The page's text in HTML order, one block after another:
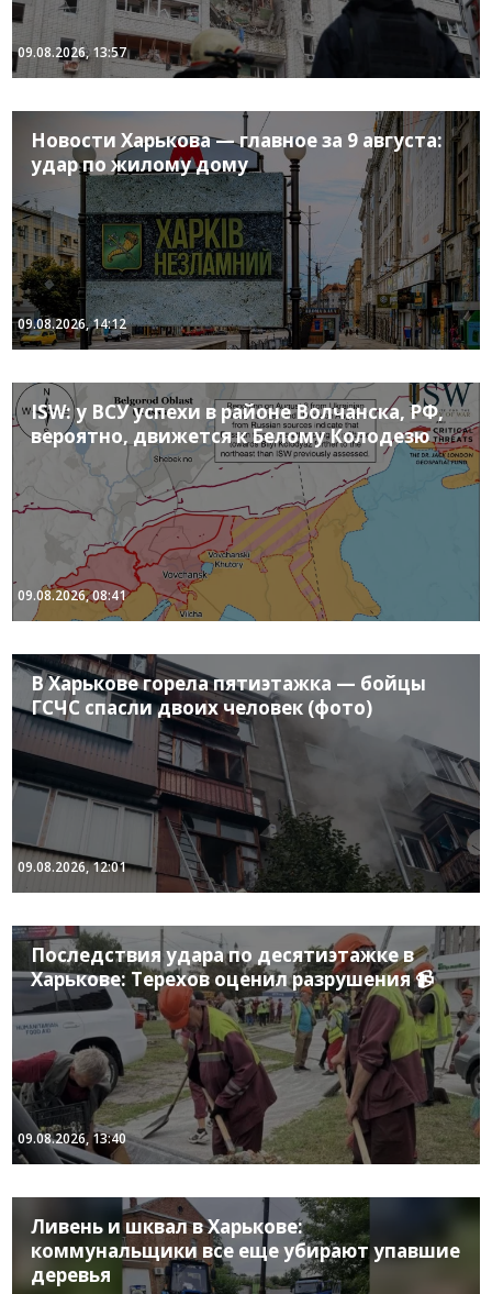
09.08.2026, 13:57
Новости Харькова — главное за 9 августа:
удар по жилому дому
09.08.2026, 14:12
ISW: у ВСУ успехи в районе Волчанска, РФ,
вероятно, движется к Белому Колодезю
09.08.2026, 08:41
В Харькове горела пятиэтажка — бойцы
ГСЧС спасли двоих человек (фото)
09.08.2026, 12:01
Последствия удара по десятиэтажке в
Харькове: Терехов оценил разрушения 📹
09.08.2026, 13:40
Ливень и шквал в Харькове:
коммунальщики все еще убирают упавшие
деревья